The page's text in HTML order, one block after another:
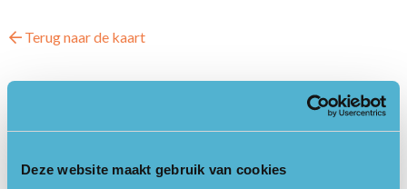
Deze website maakt gebruik van cookies
Terug naar de kaart